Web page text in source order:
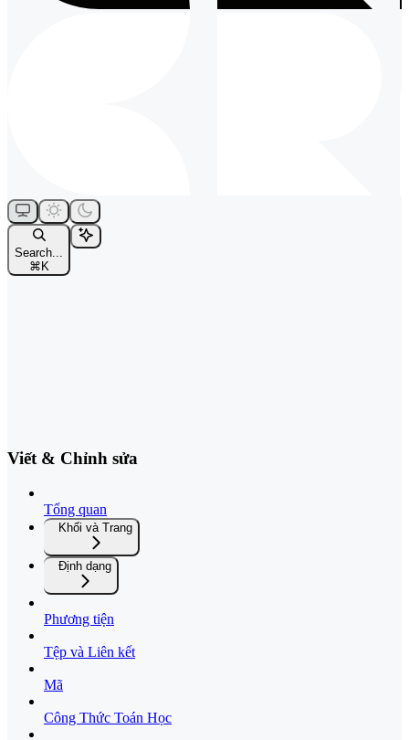
Search...
⌘ K
Viết & Chỉnh sửa
Tổng quan
Khối và Trang
Định dạng
Phương tiện
Tệp và Liên kết
Mã
Công Thức Toán Học